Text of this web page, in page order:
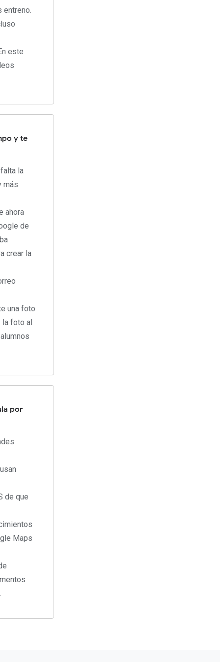
entreno.
este
y te
la
más
ahora
de
crear la
una foto
la foto al
por
de que
Maps